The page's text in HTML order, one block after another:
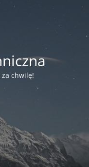
chwilę!